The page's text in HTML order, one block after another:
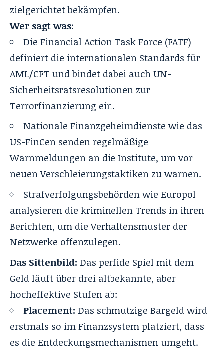
zielgerichtet bekämpfen.
Wer sagt was:
Die Financial Action Task Force (FATF)
definiert die internationalen Standards für
AML/CFT und bindet dabei auch UN-
Sicherheitsratsresolutionen zur
Terrorfinanzierung ein.
Nationale Finanzgeheimdienste wie das
US-FinCen senden regelmäßige
Warnmeldungen an die Institute, um vor
neuen Verschleierungstaktiken zu warnen.
Strafverfolgungsbehörden wie Europol
analysieren die kriminellen Trends in ihren
Berichten, um die Verhaltensmuster der
Netzwerke offenzulegen.
Das Sittenbild: Das perfide Spiel mit dem
Geld läuft über drei altbekannte, aber
hocheffektive Stufen ab:
Placement: Das schmutzige Bargeld wird
erstmals so im Finanzsystem platziert, dass
es die Entdeckungsmechanismen umgeht.